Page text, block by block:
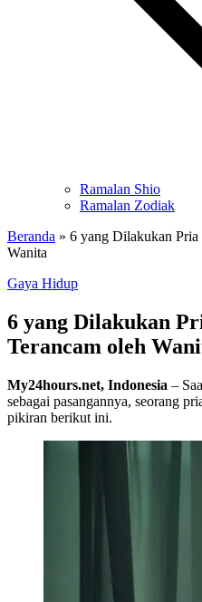
Ramalan Shio
Ramalan Zodiak
Beranda » 6 yang Dilakukan Pria
Wanita
Gaya Hidup
6 yang Dilakukan
Terancam oleh
My24hours.net, Indonesia –
sebagai pasangannya, seorang
pikiran berikut ini.